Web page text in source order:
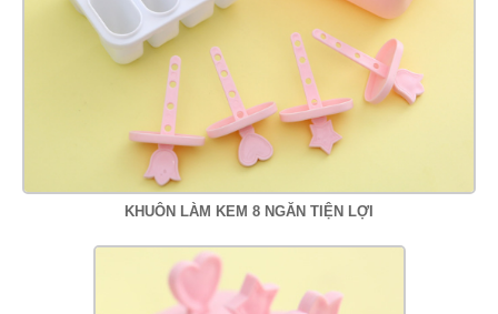
KHUÔN LÀM KEM 8 NGĂN TIỆN LỢI